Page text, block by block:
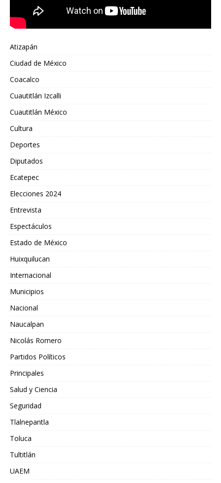
Atizapán
Ciudad de México
Coacalco
Cuautitlán Izcalli
Cuautitlán México
Cultura
Deportes
Diputados
Ecatepec
Elecciones 2024
Entrevista
Espectáculos
Estado de México
Huixquilucan
Internacional
Municipios
Nacional
Naucalpan
Nicolás Romero
Partidos Políticos
Principales
Salud y Ciencia
Seguridad
Tlalnepantla
Toluca
Tultitlán
UAEM